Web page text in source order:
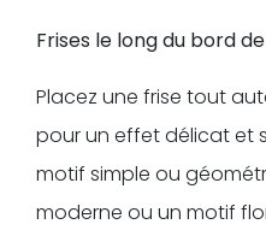
Frises le long du bord
Placez une frise tout
pour un effet délicat et
motif simple ou
moderne ou un motif